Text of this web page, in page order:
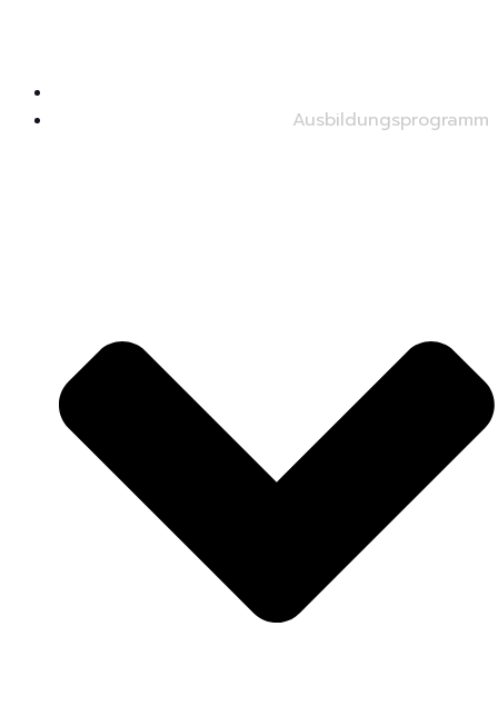
Ausbildungsprogramm